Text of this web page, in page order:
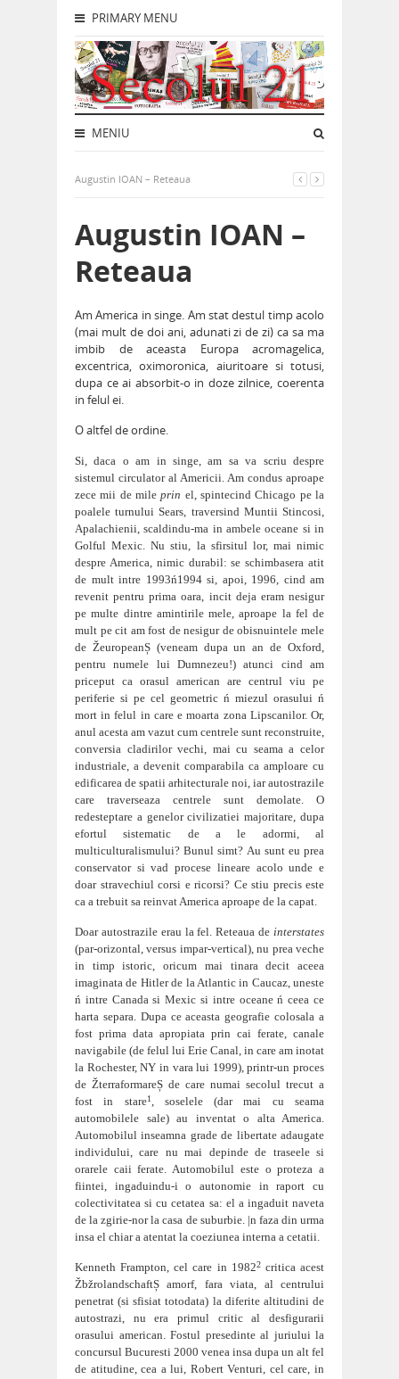
PRIMARY MENU
MENIU
Augustin IOAN – Reteaua
Augustin IOAN –
Reteaua
Am America in singe. Am stat destul timp acolo
(mai mult de doi ani, adunati zi de zi) ca sa ma
imbib de aceasta Europa acromagelica,
excentrica, oximoronica, aiuritoare si totusi,
dupa ce ai absorbit-o in doze zilnice, coerenta
in felul ei.
O altfel de ordine.
Si, daca o am in singe, am sa va scriu despre
sistemul circulator al Americii. Am condus aproape
zece mii de mileprin el, spintecind Chicago pe la
poalele turnului Sears, traversind Muntii Stincosi,
Apalachienii, scaldindu-ma in ambele oceane si in
Golful Mexic. Nu stiu, la sfirsitul lor, mai nimic
despre America, nimic durabil: se schimbasera atit
de mult intre 1993ń1994 si, apoi, 1996, cind am
revenit pentru prima oara, incit deja eram nesigur
pe multe dintre amintirile mele, aproape la fel de
mult pe cit am fost de nesigur de obisnuintele mele
de ŽeuropeanȘ (veneam dupa un an de Oxford,
pentru numele lui Dumnezeu!) atunci cind am
priceput ca orasul american are centrul viu pe
periferie si pe cel geometric ń miezul orasului ń
mort in felul in care e moarta zona Lipscanilor. Or,
anul acesta am vazut cum centrele sunt reconstruite,
conversia cladirilor vechi, mai cu seama a celor
industriale, a devenit comparabila ca amploare cu
edificarea de spatii arhitecturale noi, iar autostrazile
care traverseaza centrele sunt demolate. O
redesteptare a genelor civilizatiei majoritare, dupa
efortul sistematic de a le adormi, al
multiculturalismului? Bunul simt? Au sunt eu prea
conservator si vad procese lineare acolo unde e
doar stravechiul corsi e ricorsi? Ce stiu precis este
ca a trebuit sa reinvat America aproape de la capat.
Doar autostrazile erau la fel. Reteaua de interstates
(par-orizontal, versus impar-vertical), nu prea veche
in timp istoric, oricum mai tinara decit aceea
imaginata de Hitler de la Atlantic in Caucaz, uneste
ń intre Canada si Mexic si intre oceane ń ceea ce
harta separa. Dupa ce aceasta geografie colosala a
fost prima data apropiata prin cai ferate, canale
navigabile (de felul lui Erie Canal, in care am inotat
la Rochester, NY in vara lui 1999), printr-un proces
de ŽterraformareȘ de care numai secolul trecut a
fost in stare1, soselele (dar mai cu seama
automobilele sale) au inventat o alta America.
Automobilul inseamna grade de libertate adaugate
individului, care nu mai depinde de traseele si
orarele caii ferate. Automobilul este o proteza a
fiintei, ingaduindu-i o autonomie in raport cu
colectivitatea si cu cetatea sa: el a ingaduit naveta
de la zgirie-nor la casa de suburbie. |n faza din urma
insa el chiar a atentat la coeziunea interna a cetatii.
Kenneth Frampton, cel care in 19822critica acest
ŽbžrolandschaftȘ amorf, fara viata, al centrului
penetrat (si sfisiat totodata) la diferite altitudini de
autostrazi, nu era primul critic al desfigurarii
orasului american. Fostul presedinte al juriului la
concursul Bucuresti 2000 venea insa dupa un alt fel
de atitudine, cea a lui, Robert Venturi, cel care, in